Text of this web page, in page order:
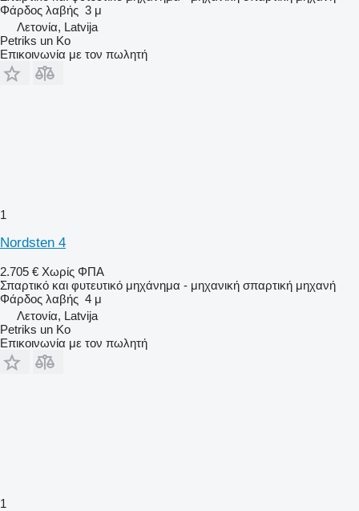
Φάρδος λαβής 3 μ
Λετονία, Latvija
Petriks un Ko
Επικοινωνία με τον πωλητή
1
Nordsten 4
2.705 € Χωρίς ΦΠΑ
Σπαρτικό και φυτευτικό μηχάνημα - μηχανική σπαρτική μηχανή
Φάρδος λαβής 4 μ
Λετονία, Latvija
Petriks un Ko
Επικοινωνία με τον πωλητή
1